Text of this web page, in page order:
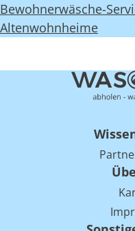
Bewohnerwäsche-
Altenwohnheime